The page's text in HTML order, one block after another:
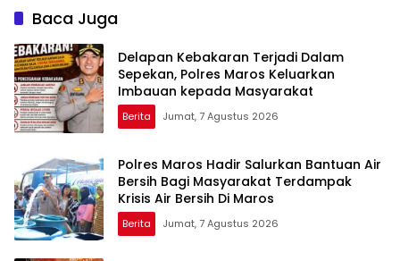
Takalar Menyalakan
Lentera Pengabdian
Melalui Malam Apresiasi
dan Inovasi Award 2026
Baca Juga
Delapan Kebakaran Terjadi Dalam
Sepekan, Polres Maros Keluarkan
Imbauan kepada Masyarakat
Berita Jumat, 7 Agustus 2026
Polres Maros Hadir Salurkan Bantuan Air
Bersih Bagi Masyarakat Terdampak
Krisis Air Bersih Di Maros
Berita Jumat, 7 Agustus 2026